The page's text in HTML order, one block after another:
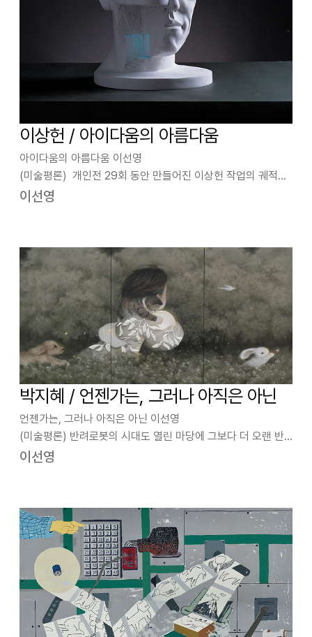
이상헌 / 아이다움의 아름다움
아이다움의 아름다움 이선영
(미술평론) 개인전 29회 동안 만들어진 이상헌 작업의 궤적은
마치 노련한 목수가 나무와 대화하는 법을 익히는 과정과 같다.
이선영
박지혜 / 언젠가는, 그러나 아직은 아닌
언젠가는, 그러나 아직은 아닌 이선영
(미술평론) 반려로봇의 시대도 열린 마당에 그보다 더 오랜 반
려동물은 새삼스러울 수 있다. 한국도 10명 중 3명 정도가 반려
이선영